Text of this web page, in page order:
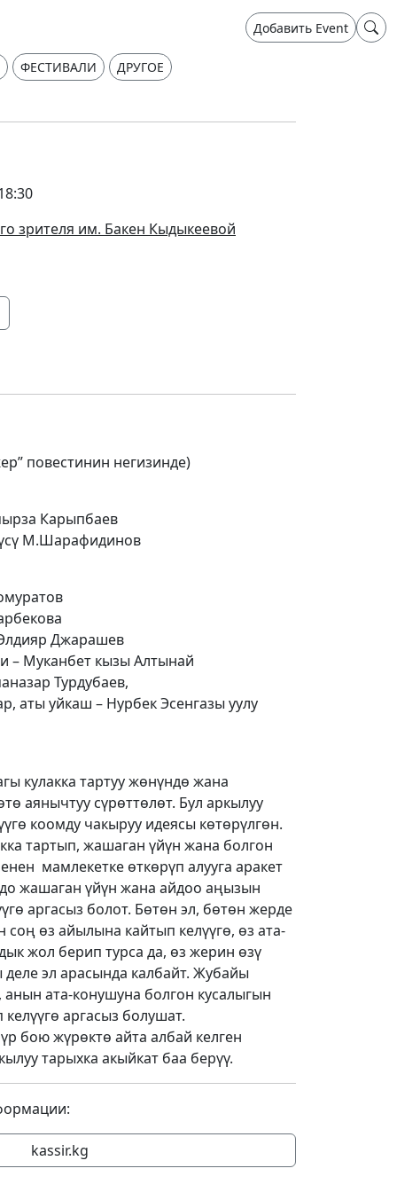
Добавить Event
ФЕСТИВАЛИ ДРУГОЕ
зрителя им. Бакен Кыдыкеевой
повестинин негизинде)
Карыпбаев
М.Шарафидинов
Джарашев
Муканбет кызы Алтынай
Турдубаев,
аты уйкаш – Нурбек Эсенгазы уулу
кулакка тартуу жөнүндө жана
аянычтуу сүрөттөлөт. Бул аркылуу
коомду чакыруу идеясы көтөрүлгөн.
тартып, жашаган үйүн жана болгон
мамлекетке өткөрүп алууга аракет
жашаган үйүн жана айдоо аңызын
аргасыз болот. Бөтөн эл, бөтөн жерде
өз айылына кайтып келүүгө, өз ата-
жол берип турса да, өз жерин өзү
эл арасында калбайт. Жубайы
ата-конушуна болгон кусалыгын
аргасыз болушат.
бою жүрөктө айта албай келген
тарыхка акыйкат баа берүү.
kassir.kg